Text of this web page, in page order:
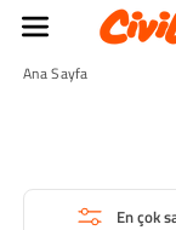
İçeriğe Atla
Ana Sayfa